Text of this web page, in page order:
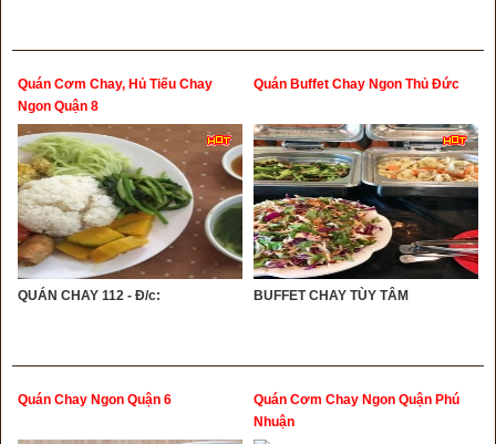
Quán Cơm Chay, Hủ Tiếu Chay
Ngon Quận 8
QUÁN CHAY 112 - Đ/c:
Quán Buffet Chay Ngon Thủ Đức
BUFFET CHAY TÙY TÂM
Quán Chay Ngon Quận 6
Quán Cơm Chay Ngon Quận Phú
Nhuận